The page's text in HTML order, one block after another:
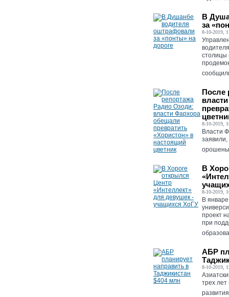
В
за
8-10-2019,
столицы
После
8-10-2019,
Власти
заявили,
орошены
В
8-10-2019,
В
проект
при
АБР
8-10-2019,
трех